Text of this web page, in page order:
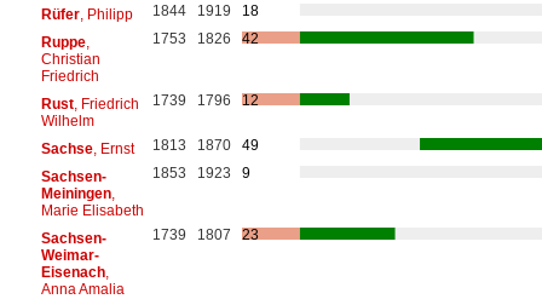
Rüfer, Philipp 1844 1919
18
Ruppe,
Christian
Friedrich
1753 1826 42
Rust, Friedrich
Wilhelm
1739 1796 12
Sachse, Ernst 1813 1870
49
Sachsen-
Meiningen,
Marie Elisabeth
1853 1923 9
Sachsen-
Weimar-
Eisenach,
Anna Amalia
1739 1807 23